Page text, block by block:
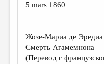
5 mars 1860
Жозе-Мариа де Эредиа
Смерть Агамемнона
(Перевод с